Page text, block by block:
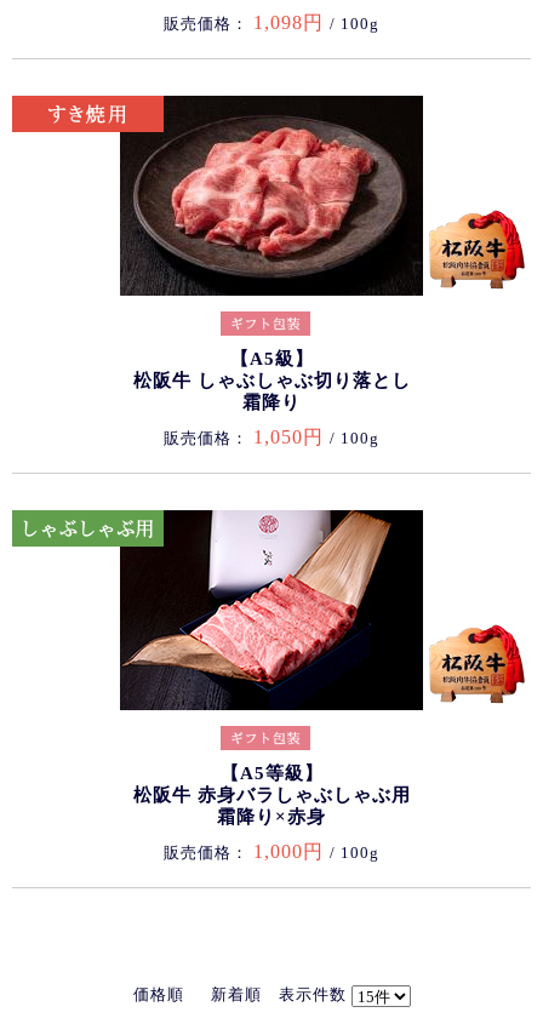
販売価格： 1,098円 / 100g
【A5級】
松阪牛 しゃぶしゃぶ切り落とし
霜降り
販売価格： 1,050円 / 100g
【A5等級】
松阪牛 赤身バラしゃぶしゃぶ用
霜降り×赤身
販売価格： 1,000円 / 100g
価格順 新着順 表示件数